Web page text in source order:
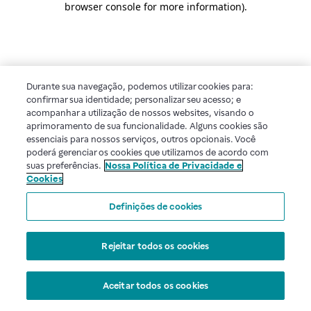
browser console for more information).
Durante sua navegação, podemos utilizar cookies para:
confirmar sua identidade; personalizar seu acesso; e
acompanhar a utilização de nossos websites, visando o
aprimoramento de sua funcionalidade. Alguns cookies são
essenciais para nossos serviços, outros opcionais. Você
poderá gerenciar os cookies que utilizamos de acordo com
suas preferências. Nossa Política de Privacidade e
Cookies
Definições de cookies
Rejeitar todos os cookies
Aceitar todos os cookies